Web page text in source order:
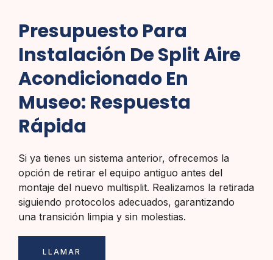
Presupuesto Para
Instalación De Split Aire
Acondicionado En
Museo: Respuesta
Rápida
Si ya tienes un sistema anterior, ofrecemos la
opción de retirar el equipo antiguo antes del
montaje del nuevo multisplit. Realizamos la retirada
siguiendo protocolos adecuados, garantizando
una transición limpia y sin molestias.
LLAMAR